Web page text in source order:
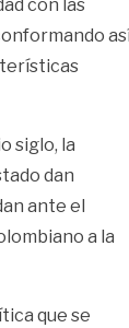
con las
siglo, la
dan
ante el
a la
que se